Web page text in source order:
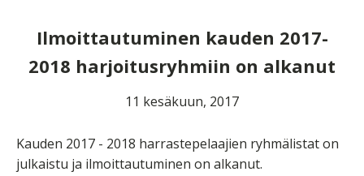
Ilmoittautuminen kauden 2017-
2018 harjoitusryhmiin on alkanut
11 kesäkuun, 2017
Kauden 2017 - 2018 harrastepelaajien ryhmälistat on
julkaistu ja ilmoittautuminen on alkanut.